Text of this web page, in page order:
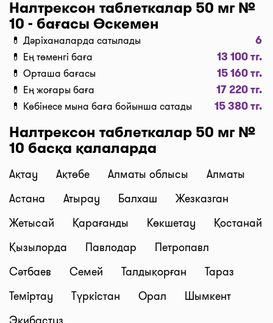
түймесін, одан әрі “Бағасы бойынша, 1… бастап
…” және “Таңдау” деген түймені басыңыз.
Дәріханадағы ең төмен баға сіздің алдыңызда. I-
teka сервисінің көмегімен үнемдеңіз!
Жеткізу
Өскемен қаласында дәрі-дәрмекті тез жеткізу
керек пе? Қажетті дәрілерді “Сатып алу” түймесі
бойынша кәрзеңкеге салып, “Дәріхананы таңдау”
түймесін басып тапсырыс ресімдеңіз, содан соң
біздің курьерлеріміз дәрі-дәрмектерді үйге немесе
жұмысқа тиімді бағалармен жеткізеді. Дәрілерді
жеткізудің орташа бағасы қазіргі сәтте 1500 тг.
бастап 2500 тг. дейін (құны тәуліктің уақытынан
және дәріхана мен жеткізу мекенжайының ара-
Брондау және өзі тасымалдау
Біздің сервис дәрілердің брондауға төлем жасап,
береді! Тапсырысты ресімдеген кезде,
“Дәріханадан алып кету” түймесін басыңыз, біз
Налтрексон таблеткалар 50 мг №
10 - бағасы Өскемен
💊 Дәріханаларда сатылады 6
💊 Ең төменгі баға 13 100 тг.
💊 Орташа бағасы 15 160 тг.
💊 Ең жоғары баға 17 220 тг.
💊 Көбінесе мына баға бойынша сатады 15 380 тг.
Налтрексон таблеткалар 50 мг №
10 басқа қалаларда
Ақтау Ақтөбе Алматы облысы
Алматы
Астана
Атырау Балхаш
Жезказган
Жетысай
Қарағанды Көкшетау
Қостанай
Қызылорда
Павлодар
Петропавл
Сәтбаев
Семей Талдықорған
Тараз
Теміртау
Түркістан Орал
Шымкент